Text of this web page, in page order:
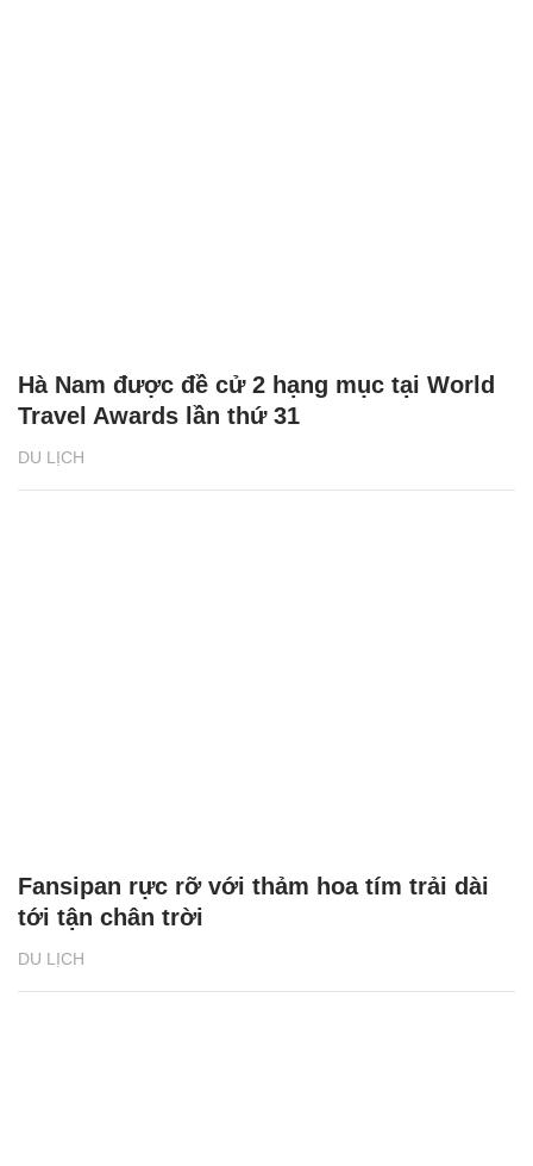
DU LỊCH
Hà Nam được đề cử 2 hạng mục tại World
Travel Awards lần thứ 31
DU LỊCH
Fansipan rực rỡ với thảm hoa tím trải dài
tới tận chân trời